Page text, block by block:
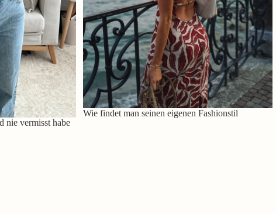
nie vermisst habe
Wie findet man seinen eigenen Fashionstil